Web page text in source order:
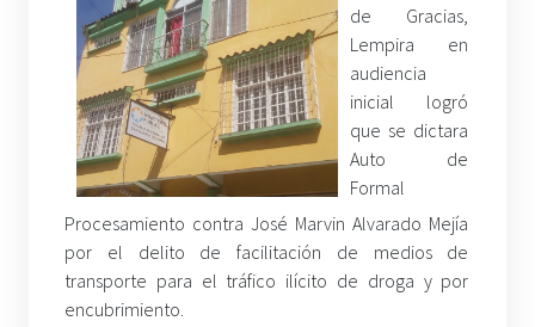
de Gracias,
Lempira en
audiencia
inicial logró
que se dictara
Auto de
Formal
Procesamiento contra José Marvin Alvarado Mejía
por el delito de facilitación de medios de
transporte para el tráfico ilícito de droga y por
encubrimiento.